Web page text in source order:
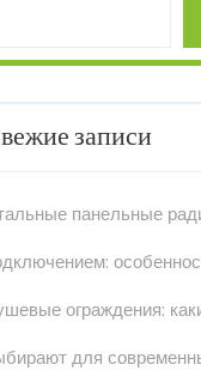
записи
панельные
ограждения:
для